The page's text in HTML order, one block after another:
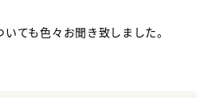
ても色々お聞き致しました。